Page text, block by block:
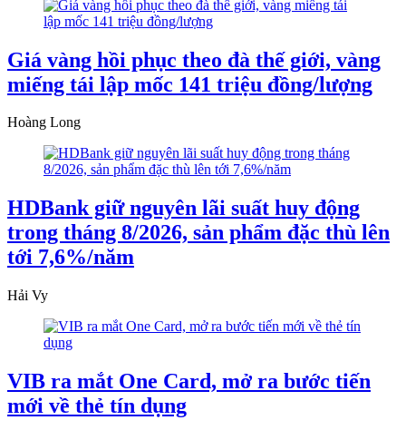
Giá vàng hồi phục theo đà thế giới, vàng
miếng tái lập mốc 141 triệu đồng/lượng
Hoàng Long
HDBank giữ nguyên lãi suất huy động
trong tháng 8/2026, sản phẩm đặc thù lên
tới 7,6%/năm
Hải Vy
VIB ra mắt One Card, mở ra bước tiến
mới về thẻ tín dụng